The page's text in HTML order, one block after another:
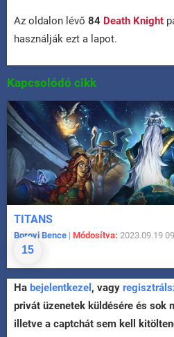
Az oldalon lévő 84 Death Knight
használják ezt a lapot.
Kapcsolódó cikk
15
TITANS
Borovi Bence | Módosítva: 2023.09.19
Ha bejelentkezel , vagy
privát üzenetek küldésére és sok
illetve a captchát sem kell